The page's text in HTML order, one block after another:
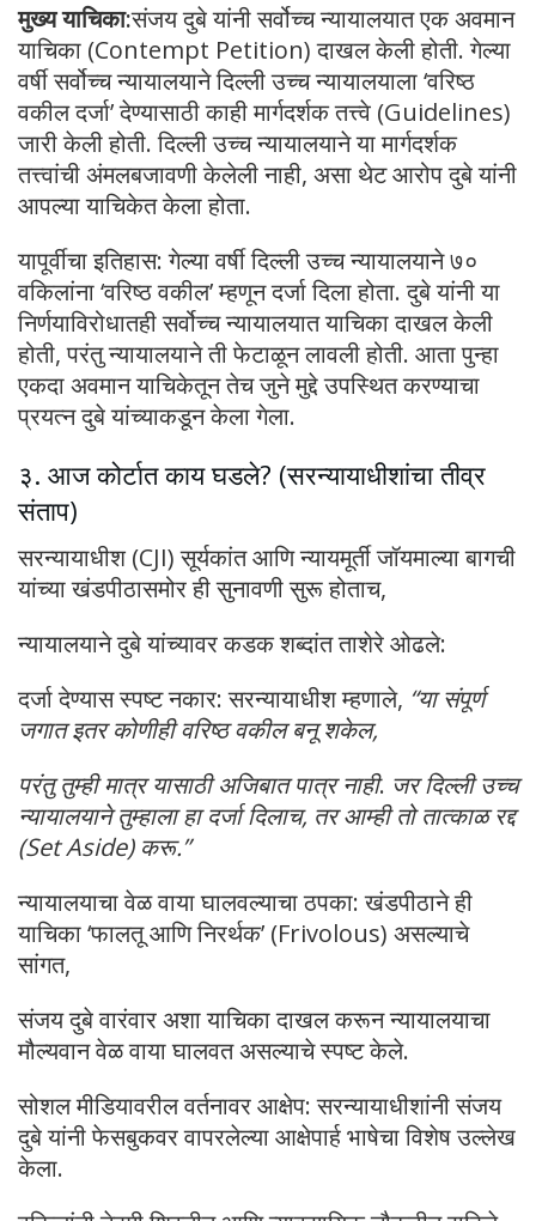
मुख्य याचिका:संजय दुबे यांनी सर्वोच्च न्यायालयात एक अवमान
याचिका (Contempt Petition) दाखल केली होती. गेल्या
वर्षी सर्वोच्च न्यायालयाने दिल्ली उच्च न्यायालयाला ‘वरिष्ठ
वकील दर्जा’ देण्यासाठी काही मार्गदर्शक तत्त्वे (Guidelines)
जारी केली होती. दिल्ली उच्च न्यायालयाने या मार्गदर्शक
तत्त्वांची अंमलबजावणी केलेली नाही, असा थेट आरोप दुबे यांनी
आपल्या याचिकेत केला होता.
यापूर्वीचा इतिहास: गेल्या वर्षी दिल्ली उच्च न्यायालयाने ७०
वकिलांना ‘वरिष्ठ वकील’ म्हणून दर्जा दिला होता. दुबे यांनी या
निर्णयाविरोधातही सर्वोच्च न्यायालयात याचिका दाखल केली
होती, परंतु न्यायालयाने ती फेटाळून लावली होती. आता पुन्हा
एकदा अवमान याचिकेतून तेच जुने मुद्दे उपस्थित करण्याचा
प्रयत्न दुबे यांच्याकडून केला गेला.
३. आज कोर्टात काय घडले? (सरन्यायाधीशांचा तीव्र
संताप)
सरन्यायाधीश (CJI) सूर्यकांत आणि न्यायमूर्ती जॉयमाल्या बागची
यांच्या खंडपीठासमोर ही सुनावणी सुरू होताच,
न्यायालयाने दुबे यांच्यावर कडक शब्दांत ताशेरे ओढले:
दर्जा देण्यास स्पष्ट नकार: सरन्यायाधीश म्हणाले, “या संपूर्ण
जगात इतर कोणीही वरिष्ठ वकील बनू शकेल,
परंतु तुम्ही मात्र यासाठी अजिबात पात्र नाही. जर दिल्ली उच्च
न्यायालयाने तुम्हाला हा दर्जा दिलाच, तर आम्ही तो तात्काळ रद्द
(Set Aside) करू.”
न्यायालयाचा वेळ वाया घालवल्याचा ठपका: खंडपीठाने ही
याचिका ‘फालतू आणि निरर्थक’ (Frivolous) असल्याचे
सांगत,
संजय दुबे वारंवार अशा याचिका दाखल करून न्यायालयाचा
मौल्यवान वेळ वाया घालवत असल्याचे स्पष्ट केले.
सोशल मीडियावरील वर्तनावर आक्षेप: सरन्यायाधीशांनी संजय
दुबे यांनी फेसबुकवर वापरलेल्या आक्षेपार्ह भाषेचा विशेष उल्लेख
केला.